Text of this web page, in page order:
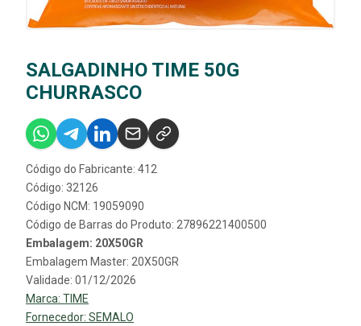
SALGADINHO TIME 50G
CHURRASCO
Código do Fabricante: 412
Código: 32126
Código NCM: 19059090
Código de Barras do Produto: 27896221400500
Embalagem: 20X50GR
Embalagem Master: 20X50GR
Validade: 01/12/2026
Marca: TIME
Fornecedor: SEMALO